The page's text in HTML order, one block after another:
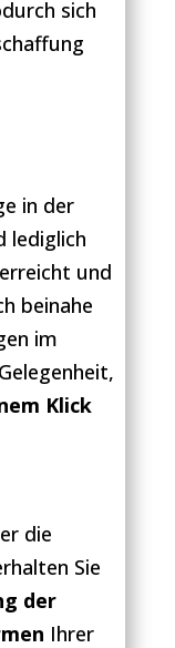
sich
in der
lediglich
und
beinahe
im
Klick
die
Sie
der
Ihrer